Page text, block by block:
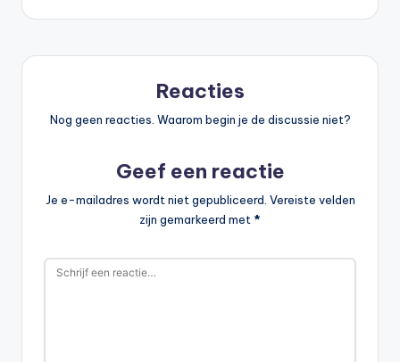
Reacties
Nog geen reacties. Waarom begin je de discussie niet?
Geef een reactie
Je e-mailadres wordt niet gepubliceerd. Vereiste velden
zijn gemarkeerd met *